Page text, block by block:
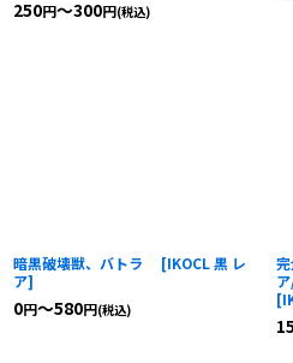
250円～300円(税込)
暗黒破壊獣、バトラ [IKOCL 黒 レ
ア]
0円～580円(税込)
[